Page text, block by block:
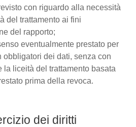
con riguardo alla necessità
del trattamento ai fini
del rapporto;
eventualmente prestato per
obbligatori dei dati, senza con
la liceità del trattamento basata
prima della revoca.
dei diritti